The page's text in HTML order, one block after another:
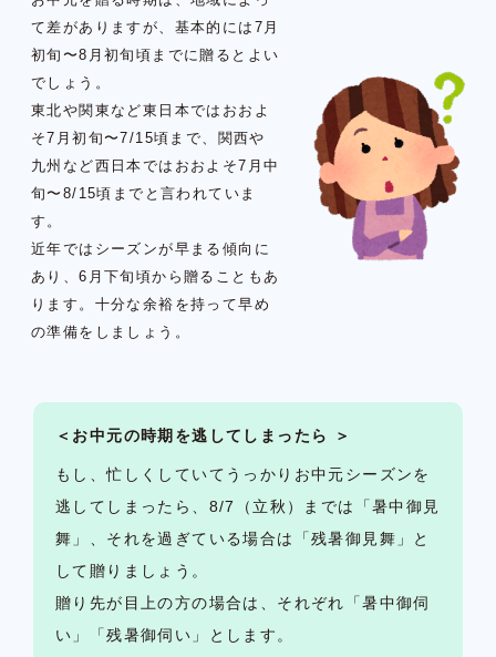
て差がありますが、基本的には7月
初旬〜8月初旬頃までに贈るとよい
でしょう。
東北や関東など東日本ではおおよ
そ7月初旬〜7/15頃まで、関西や
九州など西日本ではおおよそ7月中
旬〜8/15頃までと言われていま
す。
近年ではシーズンが早まる傾向に
あり、6月下旬頃から贈ることもあ
ります。十分な余裕を持って早め
の準備をしましょう。
＜お中元の時期を逃してしまったら ＞
もし、忙しくしていてうっかりお中元シーズンを
逃してしまったら、8/7（立秋）までは「暑中御見
舞」、それを過ぎている場合は「残暑御見舞」と
して贈りましょう。
贈り先が目上の方の場合は、それぞれ「暑中御伺
い」「残暑御伺い」とします。